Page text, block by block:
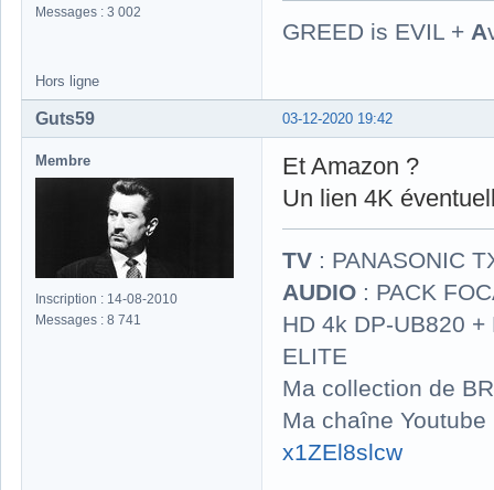
Messages : 3 002
GREED is EVIL + A
Hors ligne
03-12-2020 19:42
Guts59
Membre
Inscription : 14-08-2010
Messages : 8 741
Et Amazon ?
Un lien 4K
TV : PANASONIC
AUDIO : PACK
HD 4k DP-UB820
ELITE
Ma collection de
Ma chaîne
x1ZEl8slcw